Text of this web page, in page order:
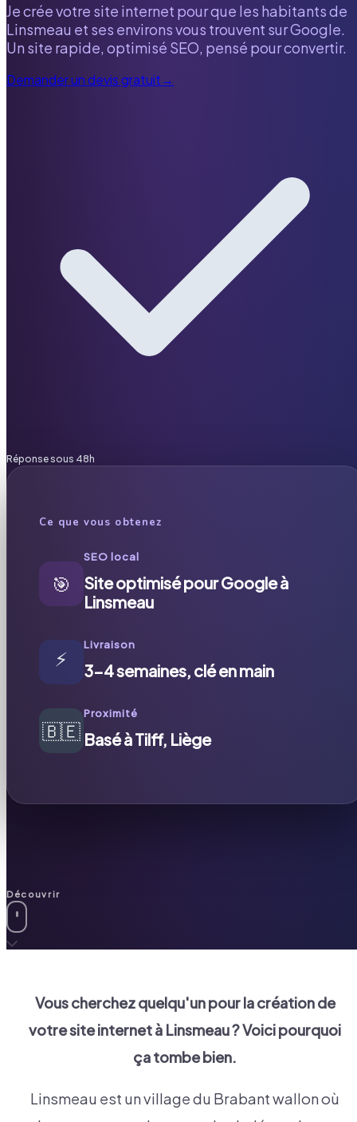
Je crée votre site internet pour que les habitants de
Linsmeau et ses environs vous trouvent sur Google.
Un site rapide, optimisé SEO, pensé pour convertir.
Demander un devis gratuit→
Réponse sous 48h
Ce que vous obtenez
🎯
SEO local
Site optimisé pour Google à
Linsmeau
⚡
Livraison
3-4 semaines, clé en main
🇧🇪
Proximité
Basé à Tilff, Liège
Découvrir
Vous cherchez quelqu'un pour la création de
votre site internet à Linsmeau? Voici pourquoi
ça tombe bien.
Linsmeau est un village du Brabant wallon où